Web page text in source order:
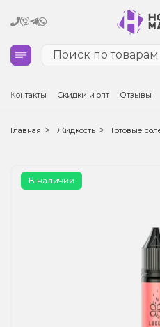
Кальяны
Табак для кальяна и
Чаши для кальяна
Комплектующие для POD
Контакты Скидки и опт Отзывы
Главная Жидкость Готовые
В наличии